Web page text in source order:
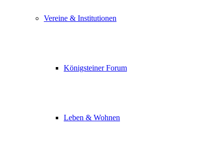
Vereine & Institutionen
Königsteiner Forum
Leben & Wohnen